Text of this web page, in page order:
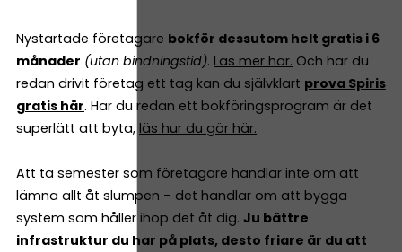
Nystartade företagare bokför dessutom helt gratis i 6
månader (utan bindningstid). Läs mer här. Och har du
redan drivit företag ett tag kan du självklart prova Spiris
gratis här. Har du redan ett bokföringsprogram är det
superlätt att byta, läs hur du gör här.
Att ta semester som företagare handlar inte om att
lämna allt åt slumpen – det handlar om att bygga
system som håller ihop det åt dig. Ju bättre
infrastruktur du har på plats, desto friare är du att